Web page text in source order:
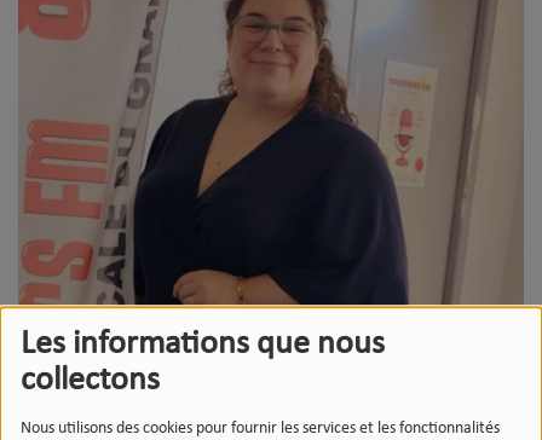
Les informations que nous
collectons
Nous utilisons des cookies pour fournir les services et les fonctionnalités